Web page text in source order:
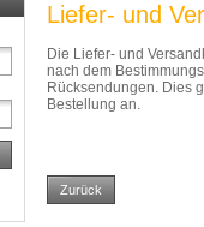
Liefer- und
Die Liefer- und
nach dem
Rücksendungen. Dies
Bestellung an.
Zurück